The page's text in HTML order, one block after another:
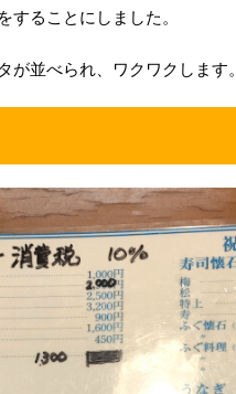
することにしました。
が並べられ、ワクワクします。